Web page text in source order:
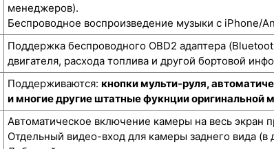
менеджеров).
Беспроводное воспроизведение музыки с iPhone/
Поддержка беспроводного OBD2 адаптера
двигателя, расхода топлива и другой бортовой
Поддерживаются: кнопки мульти-руля,
и многие другие штатные фукнции оригинальной
Автоматическое включение камеры на весь экран
Отдельный видео-вход для камеры заднего вида